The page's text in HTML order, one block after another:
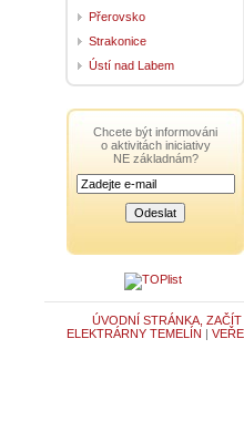
Přerovsko
Strakonice
Ústí nad Labem
Chcete být informováni
o aktivitách iniciativy
NE základnám?
ÚVODNÍ STRÁNKA,
ELEKTRÁRNY TEMELÍN |